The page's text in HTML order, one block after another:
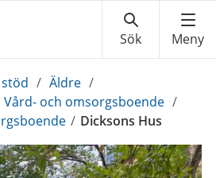
/ Äldre /
Vård- och omsorgsboende /
/ Dicksons Hus